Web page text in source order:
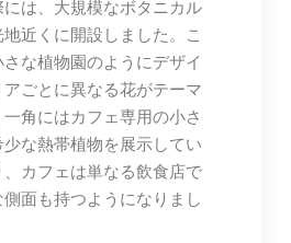
は、大規模なボタニカル
近くに開設しました。こ
な植物園のようにデザイ
ごとに異なる花がテーマ
角にはカフェ専用の小さ
な熱帯植物を展示してい
カフェは単なる飲食店で
面も持つようになりまし